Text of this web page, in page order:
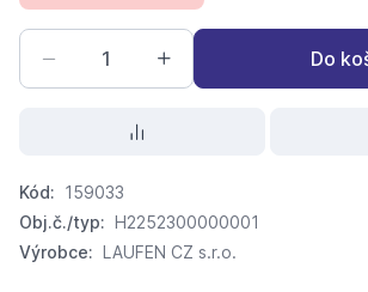
Do
Kód: 159033
Obj.č./typ: H2252300000001
Výrobce: LAUFEN CZ s.r.o.